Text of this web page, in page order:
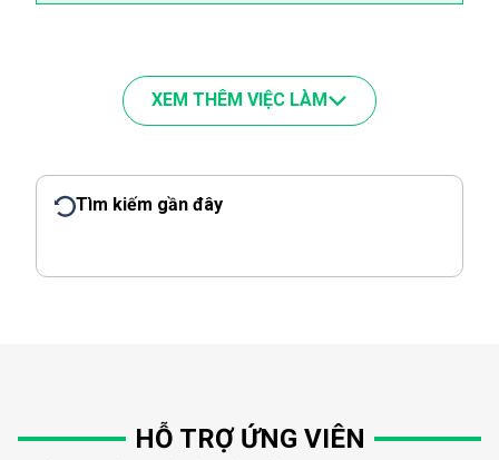
XEM THÊM VIỆC LÀM
Tìm kiếm gần đây
HỖ TRỢ ỨNG VIÊN